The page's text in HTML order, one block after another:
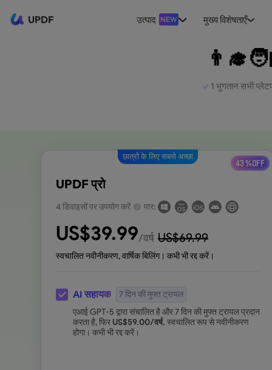
UPDF उत्पाद NEW मुख्य विशेषताएँ
1 भुगतान सभी
43 %OFF
छात्रों के लिए सबसे अच्छा
UPDF प्रो
4 डिवाइसों पर उपयोग करें पार:
US$39.99/वर्ष US$69.99
स्वचालित नवीनीकरण, वार्षिक बिलिंग। कभी भी रद्द करें।
AI सहायक
7 दिन की मुफ्त ट्रायल
एआई GPT-5 द्वारा संचालित है और 7 दिन की मुफ्त ट्रायल प्रदान
करता है, फिर US$59.00/वर्ष. स्वचालित रूप से नवीनीकरण
होगा। कभी भी रद्द करें।